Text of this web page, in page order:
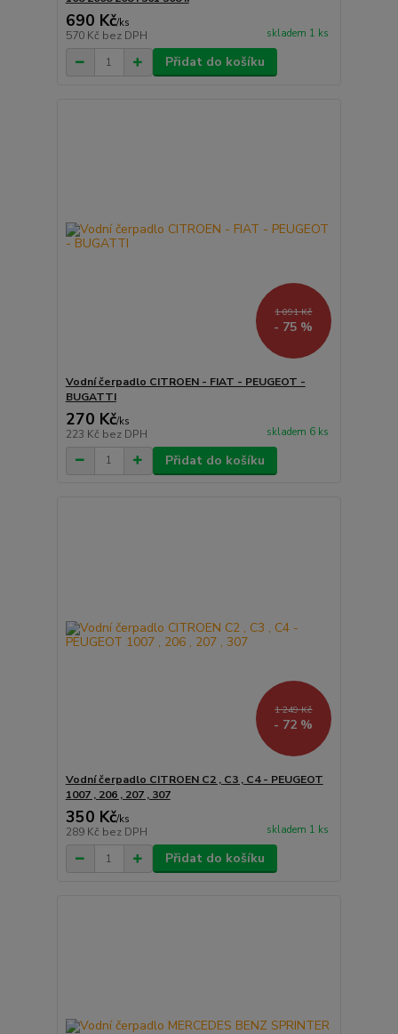
690 Kč/ks
570 Kč bez DPH skladem 1 ks
Přidat do košíku
1 091 Kč
- 75 %
Vodní čerpadlo CITROEN - FIAT - PEUGEOT -
BUGATTI
270 Kč/ks
223 Kč bez DPH skladem 6 ks
Přidat do košíku
1 249 Kč
- 72 %
Vodní čerpadlo CITROEN C2 , C3 , C4 - PEUGEOT
1007 , 206 , 207 , 307
350 Kč/ks
289 Kč bez DPH skladem 1 ks
Přidat do košíku